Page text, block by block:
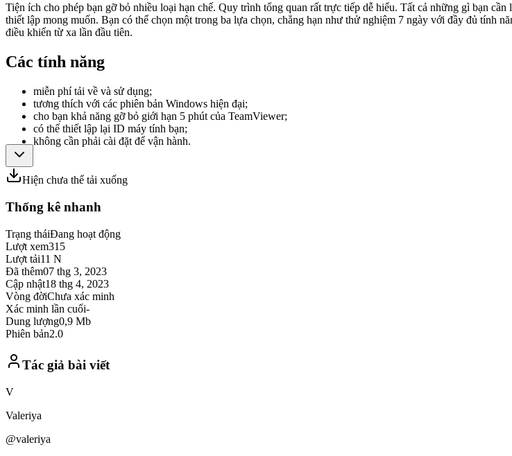
Tiện ích cho phép bạn gỡ bỏ nhiều loại hạn chế. Quy trình tổng quan rất trực tiếp dễ hiểu. Tất cả những gì bạn
thiết lập mong muốn. Bạn có thể chọn một trong ba lựa chọn, chẳng hạn như thử nghiệm 7 ngày với đầy đủ tính
điều khiển từ xa lần đầu tiên.
Các tính năng
miễn phí tải về và sử dụng;
tương thích với các phiên bản Windows hiện đại;
cho bạn khả năng gỡ bỏ giới hạn 5 phút của TeamViewer;
có thể thiết lập lại ID máy tính bạn;
không cần phải cài đặt để vận hành.
Hiện chưa thể tải xuống
Thống kê nhanh
Trạng tháiĐang hoạt động
Lượt xem315
Lượt tải11 N
Đã thêm07 thg 3, 2023
Cập nhật18 thg 4, 2023
Vòng đờiChưa xác minh
Xác minh lần cuối-
Dung lượng0,9 Mb
Phiên bản2.0
Tác giả bài viết
V
Valeriya
@valeriya